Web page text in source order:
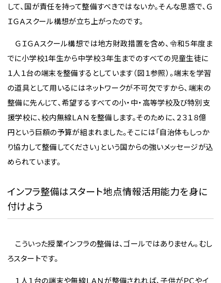
して、国が責任を持って整備すべきではないか。そんな思惑で、Ｇ
ＩＧＡスクール構想が立ち上がったのです。
ＧＩＧＡスクール構想では地方財政措置を含め、令和５年度ま
でに小学校1年生から中学校３年生までのすべての児童生徒に
１人１台の端末を整備するとしています（図１参照）。端末を学習
の道具として用いるにはネットワークが不可欠ですから、端末の
整備に先んじて、希望するすべての小・中・高等学校及び特別支
援学校に、校内無線ＬＡＮを整備します。そのために、２３１８億
円という巨額の予算が組まれました。そこには「自治体もしっか
り協力して整備してください」という国からの強いメッセージが込
められています。
インフラ整備はスタート地点情報活用能力を身に
付けよう
こういった授業インフラの整備は、ゴールではありません。むし
ろスタートです。
１人１台の端末や無線ＬＡＮが整備されれば、子供がＰＣやイ